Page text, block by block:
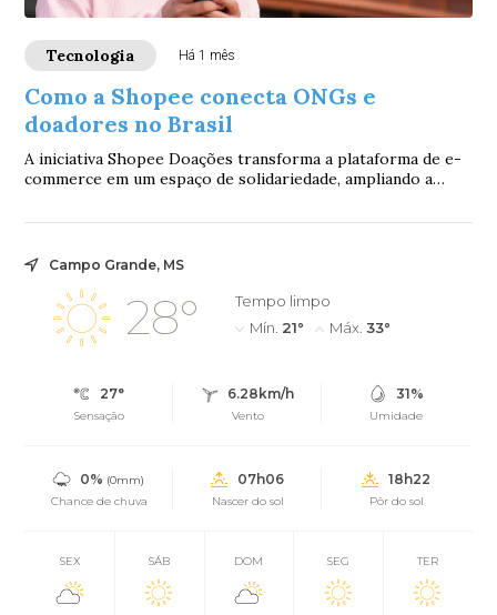
Tecnologia Há 1 mês
Como a Shopee conecta ONGs e
doadores no Brasil
A iniciativa Shopee Doações transforma a plataforma de e-
commerce em um espaço de solidariedade, ampliando a
Campo Grande, MS
28°
Tempo limpo
Mín. 21° Máx. 33°
27°
Sensação
6.28km/h
Vento
31%
Umidade
0% (0mm)
Chance de chuva
07h06
Nascer do sol
18h22
Pôr do sol
SEX SÁB DOM SEG TER